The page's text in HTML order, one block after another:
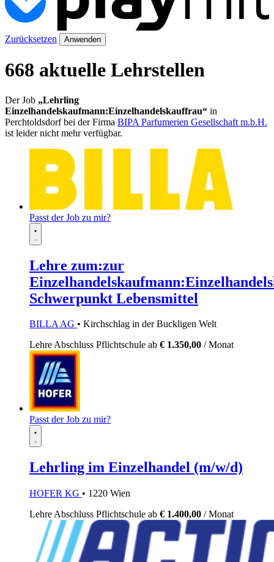
Zurücksetzen Anwenden
668 aktuelle Lehrstellen
Der Job „Lehrling
Einzelhandelskaufmann:Einzelhandelskauffrau“ in
Perchtoldsdorf bei der Firma BIPA Parfumerien Gesellschaft m.b.H.
ist leider nicht mehr verfügbar.
Passt der Job zu mir?
Lehre zum:zur
Schwerpunkt Lebensmittel
BILLA AG • Kirchschlag in der Buckligen Welt
LehreAbschluss Pflichtschule ab € 1.350,00 / Monat
Passt der Job zu mir?
Lehrling im Einzelhandel (m/w/d)
HOFER KG • 1220 Wien
Lehre Abschluss Pflichtschule ab € 1.400,00 / Monat